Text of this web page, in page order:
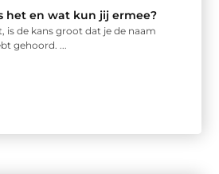
het en wat kun jij ermee?
is de kans groot dat je de naam
gehoord. ...